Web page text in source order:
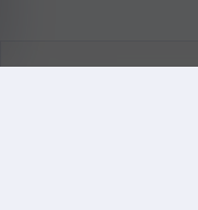
KAZMEDIC.ORG